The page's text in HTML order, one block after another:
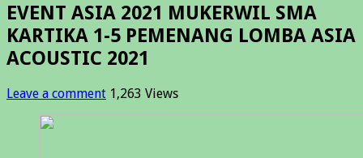
EVENT ASIA 2021 MUKERWIL SMA
KARTIKA 1-5 PEMENANG LOMBA ASIA
ACOUSTIC 2021
Leave a comment 1,263 Views